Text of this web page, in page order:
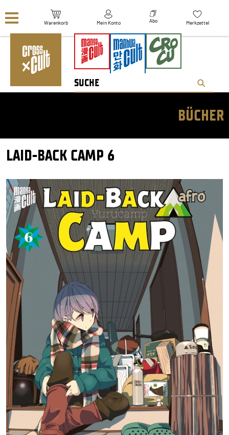
Warenkorb Mein Konto Abo Merkzettel
BÜCHER
LAID-BACK CAMP 6